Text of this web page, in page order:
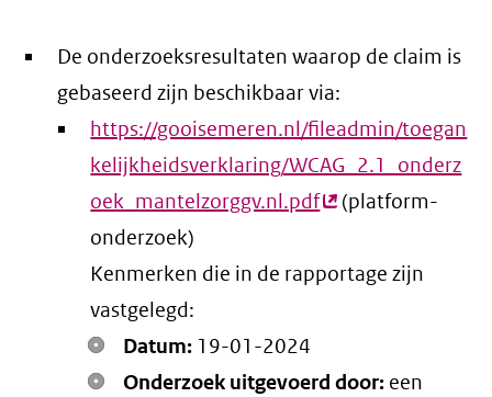
De onderzoeksresultaten waarop de claim is
gebaseerd zijn beschikbaar via:
https://gooisemeren.nl/fileadmin/toegan
kelijkheidsverklaring/WCAG_2.1_onderz
oek_mantelzorggv.nl.pdf(externe
(platform-
onderzoek)
Kenmerken die in de rapportage zijn
vastgelegd:
Datum: 19-01-2024
Onderzoek uitgevoerd door: een